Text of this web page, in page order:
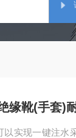
缘靴(手套)
实现一键注水